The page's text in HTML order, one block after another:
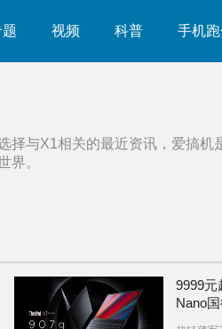
视频 科普 手机
择与X1 相关的最近资讯，爱搞机
界。
9999元
Nano